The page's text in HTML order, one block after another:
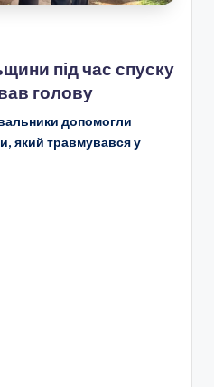
під час спуску
голову
допомогли
який травмувався у